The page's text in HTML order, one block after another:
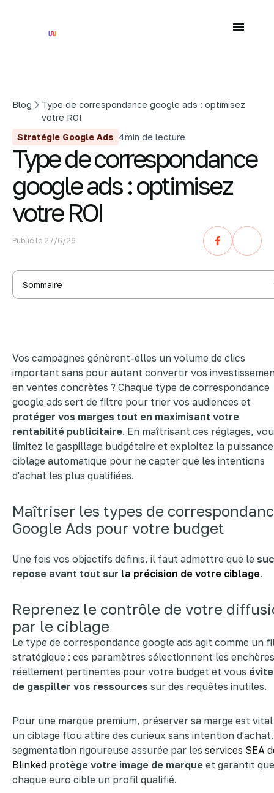
Blog
Type de correspondance google ads : optimisez
votre ROI
Stratégie Google Ads 4min de lecture
Type de correspondance
google ads : optimisez
votre ROI
Publié le 27/6/26
Sommaire
correspondances strictes ?
3 leviers pour assainir vos campagnes et limiter le
gaspillage
Vos campagnes génèrent-elles un volume de clics
important sans pour autant convertir vos
en ventes concrètes ? Chaque type de correspondance
google ads sert de filtre pour trier vos audiences et
protéger vos marges tout en maximisant votre
rentabilité publicitaire. En maîtrisant ces réglages,
limitez le gaspillage budgétaire et exploitez la
ciblage automatique pour ne capter que les intentions
d'achat les plus qualifiées.
Maîtriser les types de
Google Ads pour votre budget
Une fois vos objectifs définis, il faut admettre que le
repose avant tout sur la précision de votre ciblage.
Reprenez le contrôle de votre
par le ciblage
Le type de correspondance google ads agit comme un
stratégique : ces paramètres sélectionnent les enchères
réellement pertinentes pour votre budget et vous
de gaspiller vos ressources sur des requêtes inutiles.
Pour une marque premium, préserver sa marge est
un ciblage flou attire des curieux sans intention
segmentation rigoureuse assurée par les services SEA
Blinked protège votre image de marque et garantit que
chaque euro cible un profil qualifié.